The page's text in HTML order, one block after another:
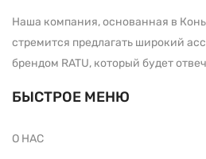
Наша компания, основанная в
стремится предлагать широкий
брендом RATU, который будет
БЫСТРОЕ МЕНЮ
О НАС